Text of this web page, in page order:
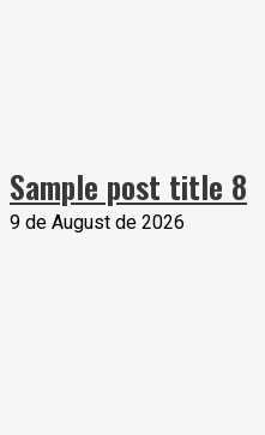
Sample post title 8
9 de August de 2026